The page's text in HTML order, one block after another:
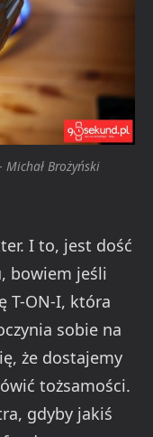
Brożyński
I to, jest dość
bowiem jeśli
T-ON-I, która
sobie na
że dostajemy
tożsamości.
gdyby jakiś